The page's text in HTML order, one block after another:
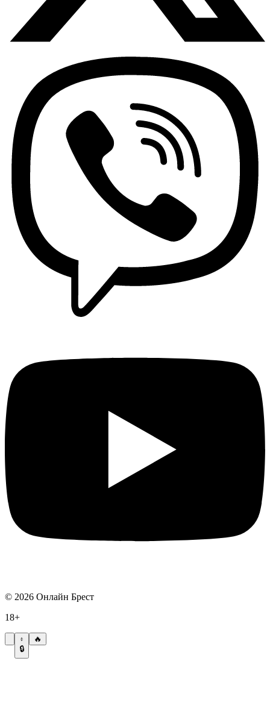
© 2026 Онлайн Брест
18+
🔒
🔥